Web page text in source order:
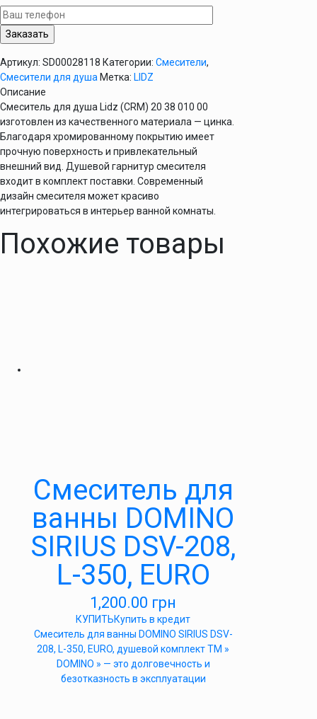
душа
Lidz
(CRM)
38
010
00
Артикул: SD00028118 Категории: Смесители,
Смесители для душа Метка: LIDZ
Описание
Смеситель для душа Lidz (CRM) 20 38 010 00
изготовлен из качественного материала — цинка.
Благодаря хромированному покрытию имеет
прочную поверхность и привлекательный
внешний вид. Душевой гарнитур смесителя
входит в комплект поставки. Современный
дизайн смесителя может красиво
интегрироваться в интерьер ванной комнаты.
Похожие товары
Смеситель для
ванны DOMINO
SIRIUS DSV-208,
L-350, EURO
1,200.00 грн
КУПИТЬКупить в кредит
Cмеситель для ванны DOMINO SIRIUS DSV-
208, L-350, EURO, душевой комплект ТМ »
DOMINO » — это долговечность и
безотказность в эксплуатации